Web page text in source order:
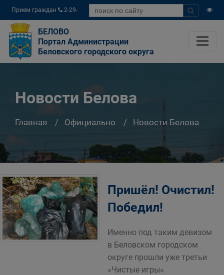
Прием граждан
2-29-
04
БЕЛОВО
Портал Администрации
Беловского городского округа
Новости Белова
Главная Официально Новости Белова
Пришёл! Очистил!
Победил!
Именно под таким девизом
в Беловском городском
округе прошли уже третьи
«Чистые игры».